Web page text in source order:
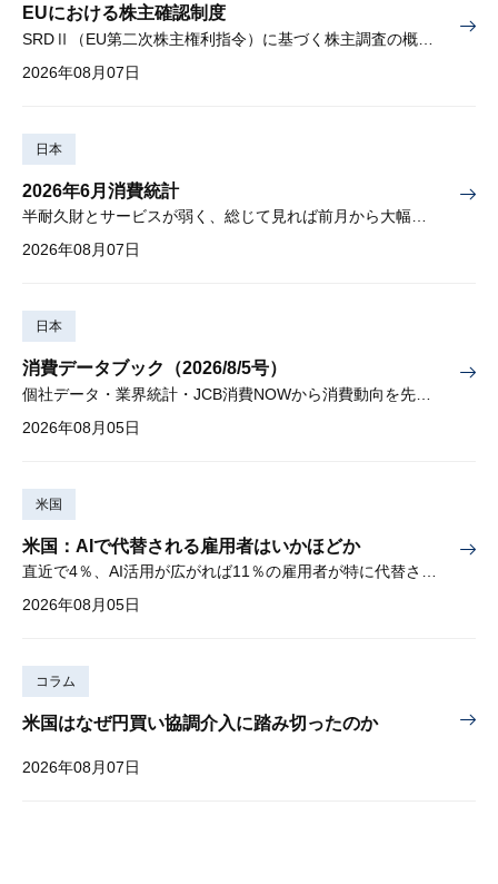
EUにおける株主確認制度
2026年08月07日
日本
2026年6月消費統計
半耐久財とサービスが弱く、総じて見れば前月から大幅に減少
2026年08月07日
日本
消費データブック（2026/8/5号）
2026年08月05日
米国
米国：AIで代替される雇用者はいかほどか
直近で4％、AI活用が広がれば11％の雇用者が特に代替されやすい
2026年08月05日
コラム
米国はなぜ円買い協調介入に踏み切ったのか
2026年08月07日